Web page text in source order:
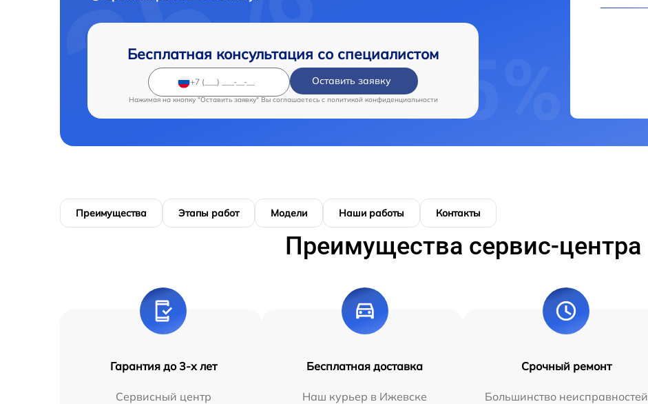
Бесплатная консультация со специалистом
Оставить заявку
Нажимая на кнопку "Оставить заявку" Вы соглашаетесь c политикой конфиденциальности
Преимущества Этапы работ Модели Наши работы Контакты
Преимущества сервис-центра
Гарантия до 3-х лет
Сервисный центр
Бесплатная доставка
Наш курьер в Ижевске
Срочный ремонт
Большинство неисправностей